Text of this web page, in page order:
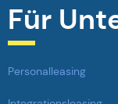
Für
Personalleasing